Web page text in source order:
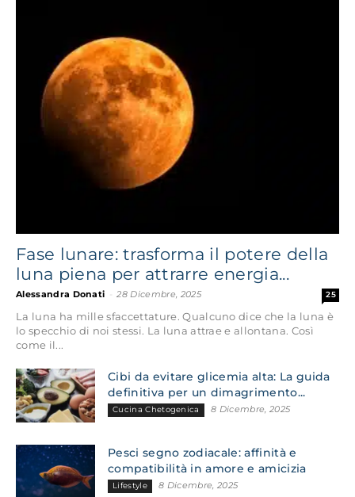
Fase lunare: trasforma il potere della
luna piena per attrarre energia...
Alessandra Donati 28 Dicembre, 2025 25
La luna ha mille sfaccettature. Qualcuno dice che la luna è
lo specchio di noi stessi. La luna attrae e allontana. Così
come il...
Cibi da evitare glicemia alta: La guida
definitiva per un dimagrimento...
Cucina Chetogenica 8 Dicembre, 2025
Pesci segno zodiacale: affinità e
compatibilità in amore e amicizia
Lifestyle 8 Dicembre, 2025